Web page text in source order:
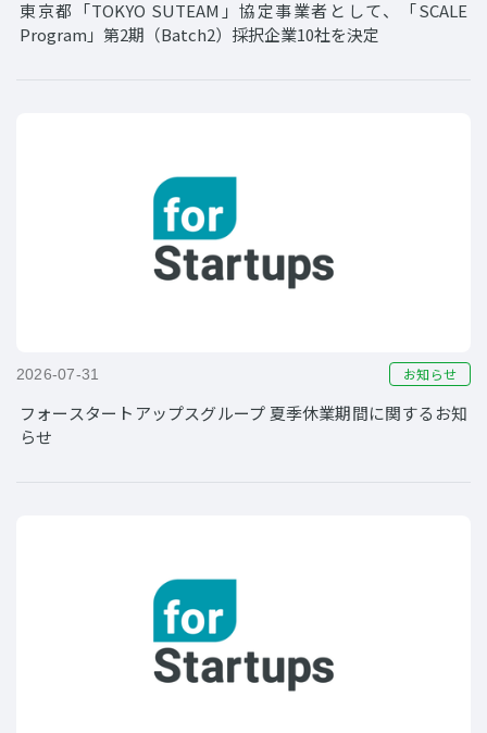
東京都「TOKYO SUTEAM」協定事業者として、「SCALE
Program」第2期（Batch2）採択企業10社を決定
2026-07-31 お知らせ
フォースタートアップスグループ 夏季休業期間に関するお知
らせ